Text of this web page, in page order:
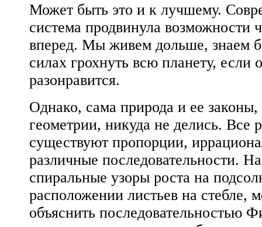
Может быть это и к лучшему.
система продвинула возможности
вперед. Мы живем дольше, знаем
силах грохнуть всю планету, если
разонравится.
Однако, сама природа и ее
геометрии, никуда не делись. Все
существуют пропорции,
различные последовательности.
спиральные узоры роста на
расположении листьев на стебле,
объяснить последовательностью